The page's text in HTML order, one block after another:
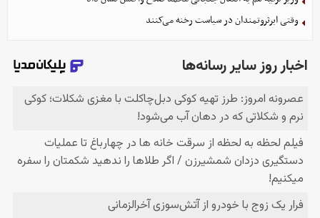
وقتی ابرثروتمندان در سیاست رخنه می‌کنند